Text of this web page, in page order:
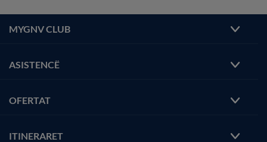
MYGNV CLUB
ASISTENCË
OFERTAT
ITINERARET